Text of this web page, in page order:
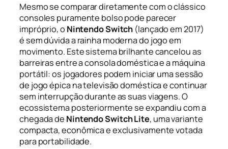
Mesmo se comparar diretamente com o clássico
consoles puramente bolso pode parecer
impróprio, o Nintendo Switch (lançado em 2017)
é sem dúvida a rainha moderna do jogo em
movimento. Este sistema brilhante cancelou as
barreiras entre a consola doméstica e a máquina
portátil: os jogadores podem iniciar uma sessão
de jogo épica na televisão doméstica e continuar
sem interrupção durante as suas viagens. O
ecossistema posteriormente se expandiu com a
chegada de Nintendo Switch Lite, uma variante
compacta, econômica e exclusivamente votada
para portabilidade.